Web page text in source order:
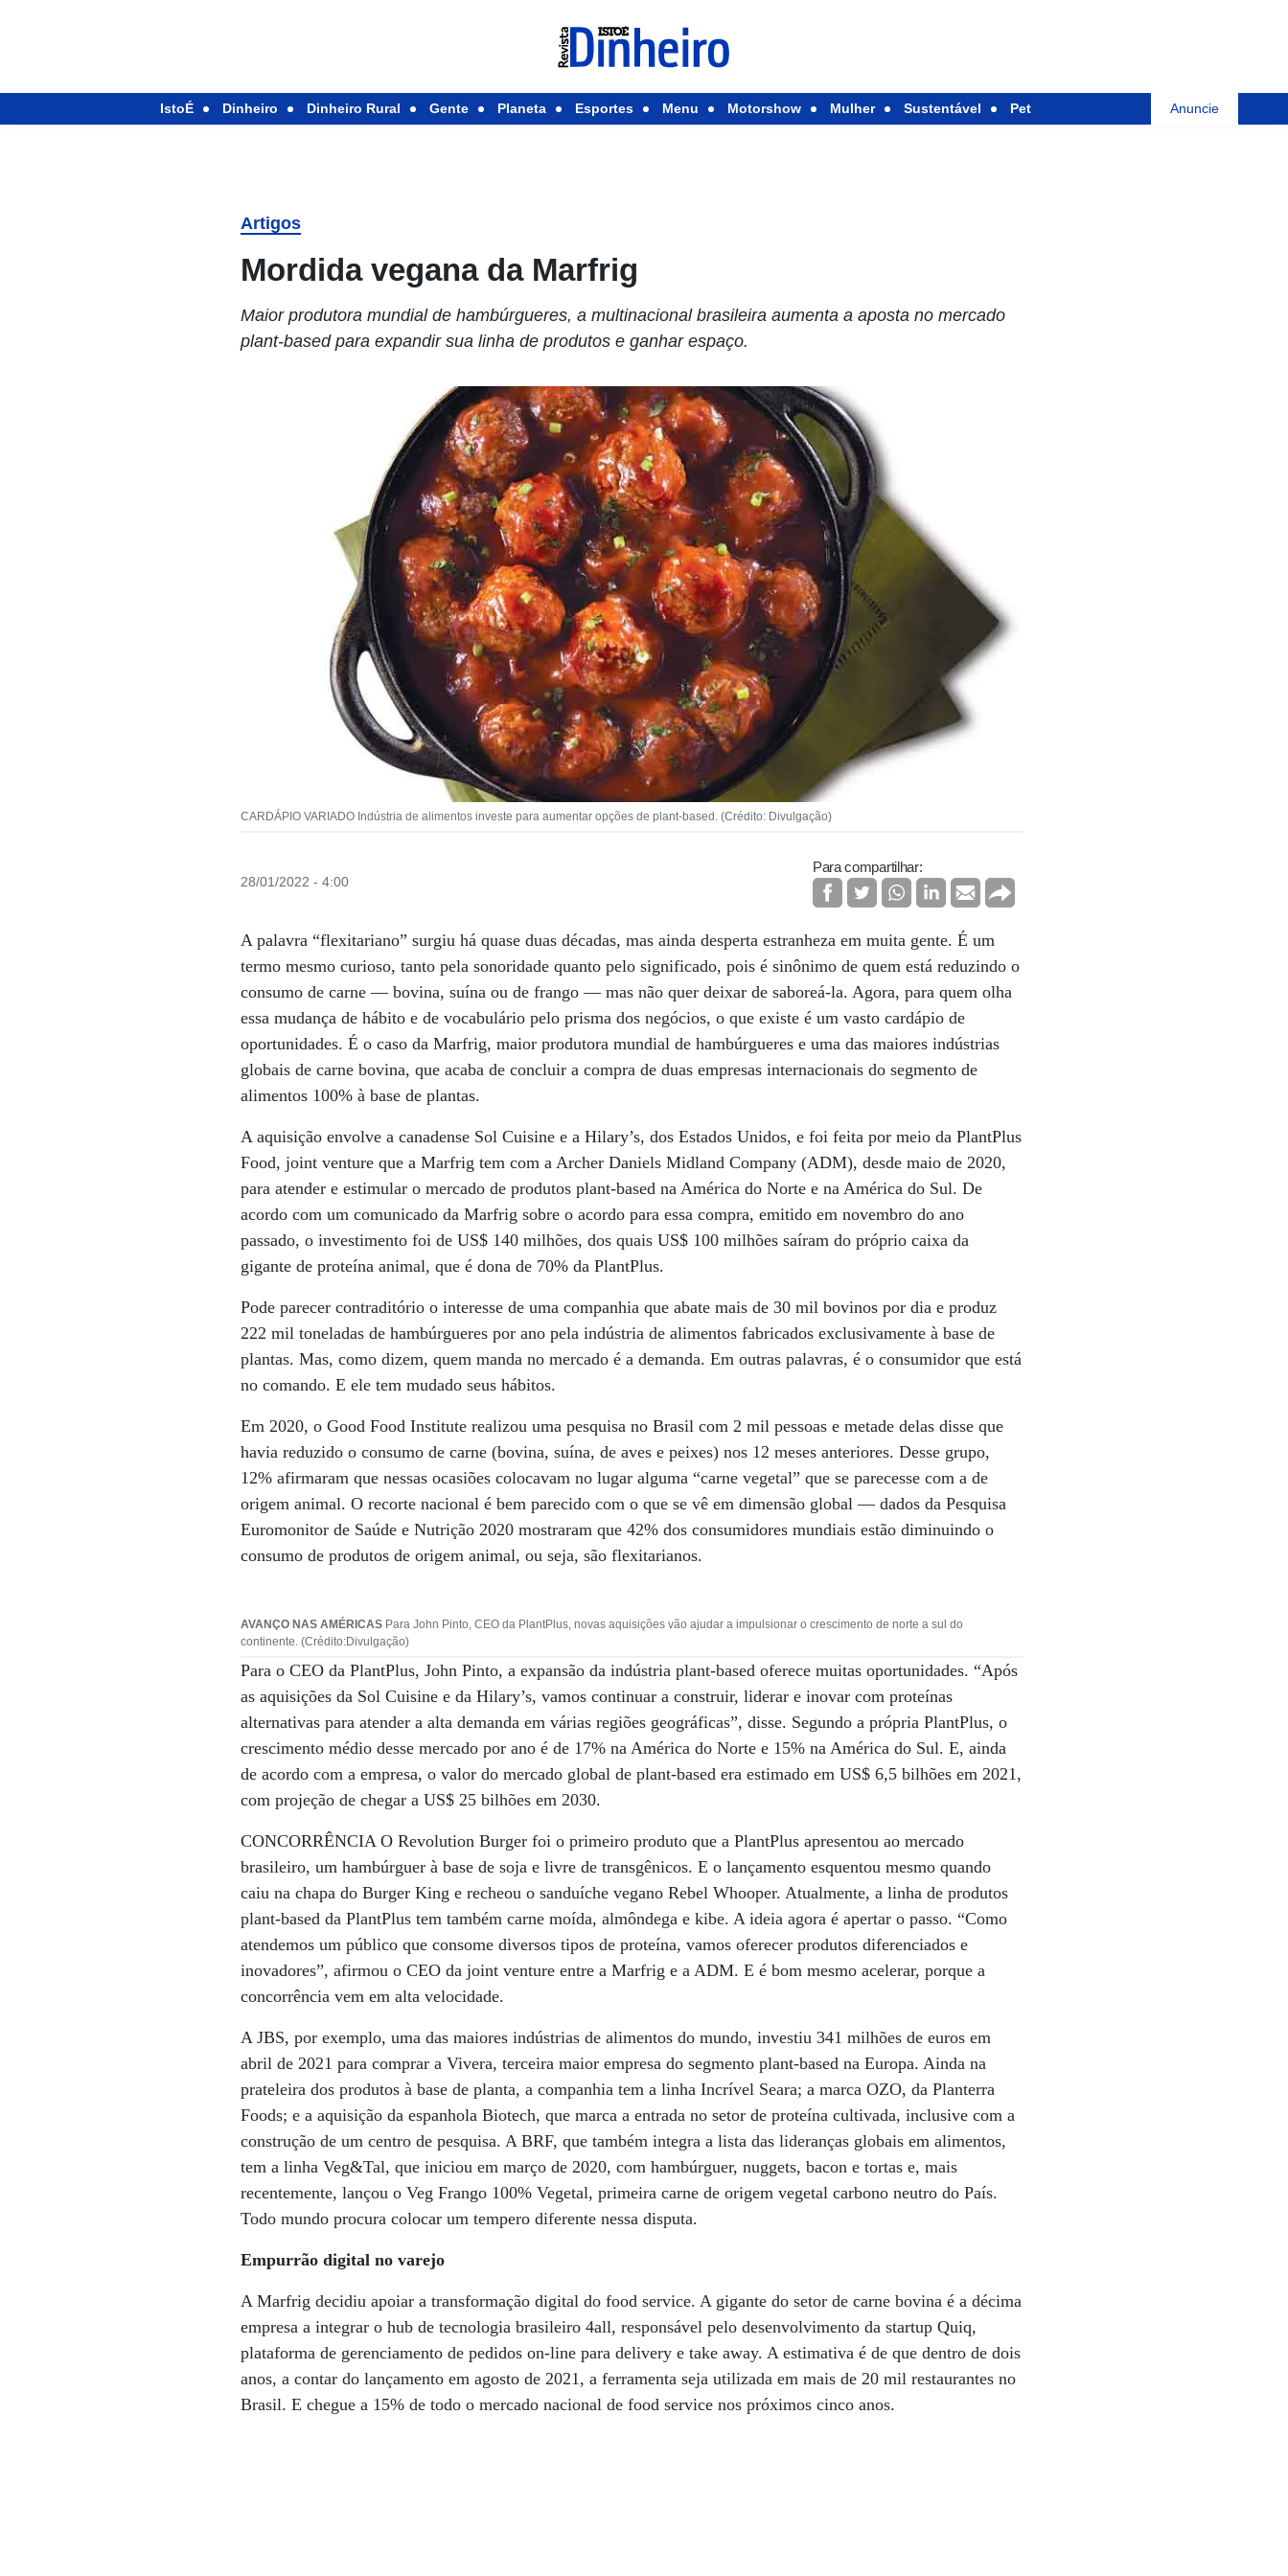
IstoÉ Dinheiro Dinheiro Rural Gente Planeta Esportes Menu Motorshow Mulher Sustentável Pet Anuncie
Artigos
Mordida vegana da Marfrig
Maior produtora mundial de hambúrgueres, a multinacional brasileira aumenta a aposta no mercado
plant-based para expandir sua linha de produtos e ganhar espaço.
CARDÁPIO VARIADO Indústria de alimentos investe para aumentar opções de plant-based. (Crédito: Divulgação)
28/01/2022 - 4:00
Para compartilhar:
A palavra “flexitariano” surgiu há quase duas décadas, mas ainda desperta estranheza em muita gente. É um
termo mesmo curioso, tanto pela sonoridade quanto pelo significado, pois é sinônimo de quem está reduzindo o
consumo de carne — bovina, suína ou de frango — mas não quer deixar de saboreá-la. Agora, para quem olha
essa mudança de hábito e de vocabulário pelo prisma dos negócios, o que existe é um vasto cardápio de
oportunidades. É o caso da Marfrig, maior produtora mundial de hambúrgueres e uma das maiores indústrias
globais de carne bovina, que acaba de concluir a compra de duas empresas internacionais do segmento de
alimentos 100% à base de plantas.
A aquisição envolve a canadense Sol Cuisine e a Hilary’s, dos Estados Unidos, e foi feita por meio da PlantPlus
Food, joint venture que a Marfrig tem com a Archer Daniels Midland Company (ADM), desde maio de 2020,
para atender e estimular o mercado de produtos plant-based na América do Norte e na América do Sul. De
acordo com um comunicado da Marfrig sobre o acordo para essa compra, emitido em novembro do ano
passado, o investimento foi de US$ 140 milhões, dos quais US$ 100 milhões saíram do próprio caixa da
gigante de proteína animal, que é dona de 70% da PlantPlus.
Pode parecer contraditório o interesse de uma companhia que abate mais de 30 mil bovinos por dia e produz
222 mil toneladas de hambúrgueres por ano pela indústria de alimentos fabricados exclusivamente à base de
plantas. Mas, como dizem, quem manda no mercado é a demanda. Em outras palavras, é o consumidor que está
no comando. E ele tem mudado seus hábitos.
Em 2020, o Good Food Institute realizou uma pesquisa no Brasil com 2 mil pessoas e metade delas disse que
havia reduzido o consumo de carne (bovina, suína, de aves e peixes) nos 12 meses anteriores. Desse grupo,
12% afirmaram que nessas ocasiões colocavam no lugar alguma “carne vegetal” que se parecesse com a de
origem animal. O recorte nacional é bem parecido com o que se vê em dimensão global — dados da Pesquisa
Euromonitor de Saúde e Nutrição 2020 mostraram que 42% dos consumidores mundiais estão diminuindo o
consumo de produtos de origem animal, ou seja, são flexitarianos.
AVANÇO NAS AMÉRICAS Para John Pinto, CEO da PlantPlus, novas aquisições vão ajudar a impulsionar o crescimento de norte a sul do
continente. (Crédito:Divulgação)
Para o CEO da PlantPlus, John Pinto, a expansão da indústria plant-based oferece muitas oportunidades. “Após
as aquisições da Sol Cuisine e da Hilary’s, vamos continuar a construir, liderar e inovar com proteínas
alternativas para atender a alta demanda em várias regiões geográficas”, disse. Segundo a própria PlantPlus, o
crescimento médio desse mercado por ano é de 17% na América do Norte e 15% na América do Sul. E, ainda
de acordo com a empresa, o valor do mercado global de plant-based era estimado em US$ 6,5 bilhões em 2021,
com projeção de chegar a US$ 25 bilhões em 2030.
CONCORRÊNCIA O Revolution Burger foi o primeiro produto que a PlantPlus apresentou ao mercado
brasileiro, um hambúrguer à base de soja e livre de transgênicos. E o lançamento esquentou mesmo quando
caiu na chapa do Burger King e recheou o sanduíche vegano Rebel Whooper. Atualmente, a linha de produtos
plant-based da PlantPlus tem também carne moída, almôndega e kibe. A ideia agora é apertar o passo. “Como
atendemos um público que consome diversos tipos de proteína, vamos oferecer produtos diferenciados e
inovadores”, afirmou o CEO da joint venture entre a Marfrig e a ADM. E é bom mesmo acelerar, porque a
concorrência vem em alta velocidade.
A JBS, por exemplo, uma das maiores indústrias de alimentos do mundo, investiu 341 milhões de euros em
abril de 2021 para comprar a Vivera, terceira maior empresa do segmento plant-based na Europa. Ainda na
prateleira dos produtos à base de planta, a companhia tem a linha Incrível Seara; a marca OZO, da Planterra
Foods; e a aquisição da espanhola Biotech, que marca a entrada no setor de proteína cultivada, inclusive com a
construção de um centro de pesquisa. A BRF, que também integra a lista das lideranças globais em alimentos,
tem a linha Veg&Tal, que iniciou em março de 2020, com hambúrguer, nuggets, bacon e tortas e, mais
recentemente, lançou o Veg Frango 100% Vegetal, primeira carne de origem vegetal carbono neutro do País.
Todo mundo procura colocar um tempero diferente nessa disputa.
Empurrão digital no varejo
A Marfrig decidiu apoiar a transformação digital do food service. A gigante do setor de carne bovina é a décima
empresa a integrar o hub de tecnologia brasileiro 4all, responsável pelo desenvolvimento da startup Quiq,
plataforma de gerenciamento de pedidos on-line para delivery e take away. A estimativa é de que dentro de dois
anos, a contar do lançamento em agosto de 2021, a ferramenta seja utilizada em mais de 20 mil restaurantes no
Brasil. E chegue a 15% de todo o mercado nacional de food service nos próximos cinco anos.